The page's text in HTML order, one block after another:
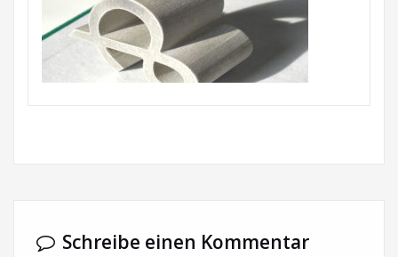
Schreibe einen Kommentar